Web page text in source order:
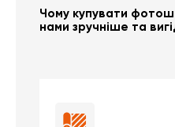
Чому купувати
нами зручніше та